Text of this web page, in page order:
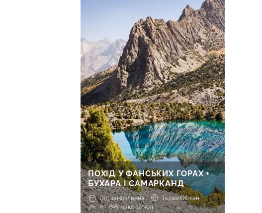
ПОХІД У ФАНСЬКИХ ГОРАХ +
БУХАРА І САМАРКАНД
Під замовлення
Таджикистан
8
макс 12 чол.